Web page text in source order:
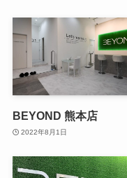
BEYOND 熊本店
2022年8月1日